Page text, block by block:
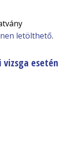
letölthető.
esetén